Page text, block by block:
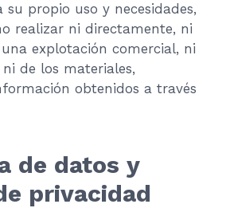
propio uso y necesidades,
realizar ni directamente, ni
explotación comercial, ni
de los materiales,
obtenidos a través
de datos y
privacidad